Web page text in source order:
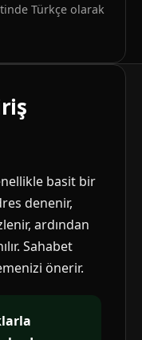
Türkçe olarak
basit bir
denenir,
ardından
Sahabet
önerir.